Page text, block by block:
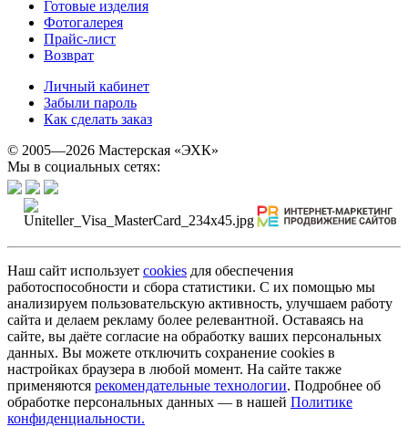
Готовые изделия
Фотогалерея
Прайс-лист
Возврат
Личный кабинет
Забыли пароль
Как сделать заказ
© 2005—2026 Мастерская «ЭХК»
Мы в социальных сетях:
Наш сайт использует cookies для обеспечения
работоспособности и сбора статистики. С их помощью мы
анализируем пользовательскую активность, улучшаем работу
сайта и делаем рекламу более релевантной. Оставаясь на
сайте, вы даёте согласие на обработку ваших персональных
данных. Вы можете отключить сохранение cookies в
настройках браузера в любой момент. На сайте также
применяются рекомендательные технологии. Подробнее об
обработке персональных данных — в нашей Политике
конфиденциальности.